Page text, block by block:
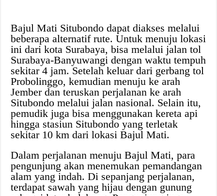
Bajul Mati Situbondo dapat diakses melalui
beberapa alternatif rute. Untuk menuju lokasi
ini dari kota Surabaya, bisa melalui jalan tol
Surabaya-Banyuwangi dengan waktu tempuh
sekitar 4 jam. Setelah keluar dari gerbang tol
Probolinggo, kemudian menuju ke arah
Jember dan teruskan perjalanan ke arah
Situbondo melalui jalan nasional. Selain itu,
pemudik juga bisa menggunakan kereta api
hingga stasiun Situbondo yang terletak
sekitar 10 km dari lokasi Bajul Mati.
Dalam perjalanan menuju Bajul Mati, para
pengunjung akan menemukan pemandangan
alam yang indah. Di sepanjang perjalanan,
terdapat sawah yang hijau dengan gunung